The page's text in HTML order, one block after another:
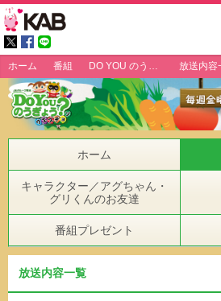
ホーム 番組 DO YOU のうぎょう？クエスチョン 放送内容
ホーム
キャラクター／アグちゃん・
グリくんのお友達
番組プレゼント
放送内容一覧